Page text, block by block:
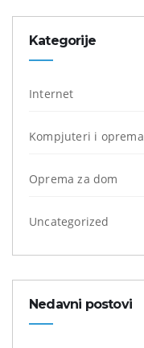
Kategorije
Internet
Kompjuteri i oprema
Oprema za dom
Uncategorized
Nedavni postovi